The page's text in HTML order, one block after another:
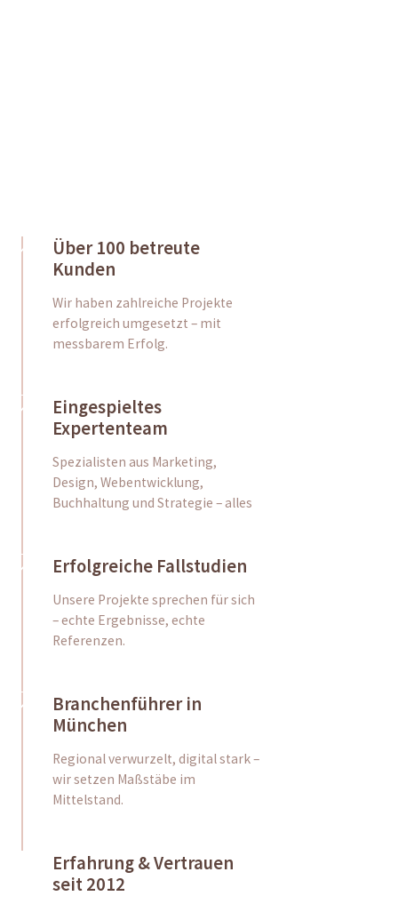
Über 100 betreute
Kunden
Wir haben zahlreiche Projekte
erfolgreich umgesetzt – mit
messbarem Erfolg.
Eingespieltes
Expertenteam
Spezialisten aus Marketing,
Design, Webentwicklung,
Buchhaltung und Strategie – alles
Erfolgreiche Fallstudien
Unsere Projekte sprechen für sich
– echte Ergebnisse, echte
Referenzen.
Branchenführer in
München
Regional verwurzelt, digital stark –
wir setzen Maßstäbe im
Mittelstand.
Erfahrung & Vertrauen
seit 2012